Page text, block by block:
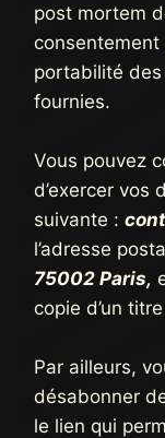
post mortem
portabilité
fournies.
Vous pouvez
d’exercer vos
suivante :
l’adresse
75002 Paris,
copie d’un
Par ailleurs,
désabonner
le lien qui